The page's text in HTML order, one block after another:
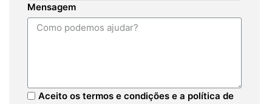
Mensagem
Aceito os termos e condições e a política de